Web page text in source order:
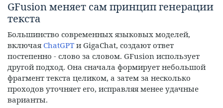
GFusion меняет сам принцип генерации
текста
Большинство современных языковых моделей,
включая ChatGPT и GigaChat, создают ответ
постепенно - слово за словом. GFusion использует
другой подход. Она сначала формирует небольшой
фрагмент текста целиком, а затем за несколько
проходов уточняет его, исправляя менее удачные
варианты.